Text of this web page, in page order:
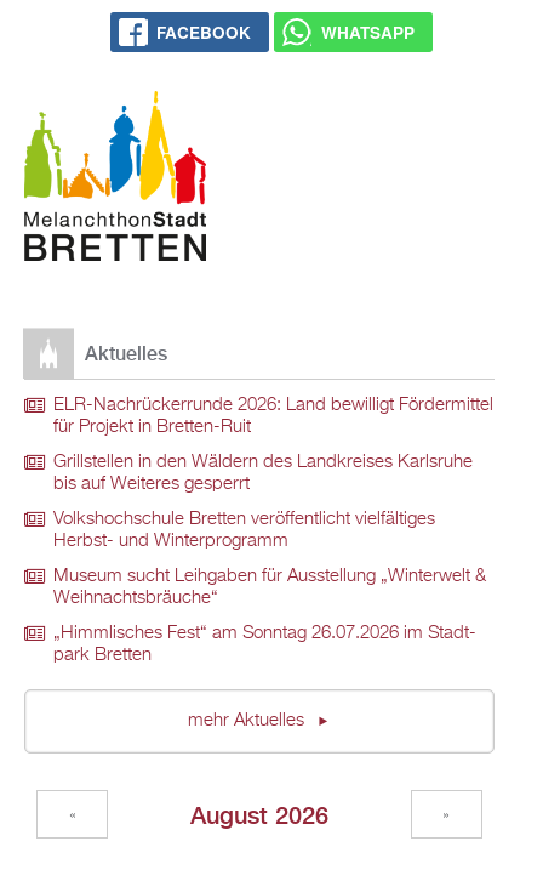
FACE­BOOK WHATS­APP
Ak­tu­el­les
ELR-Nach­rü­ck­er­run­de 2026: Land be­wil­ligt För­der­mit­tel
für Pro­jekt in Brett­en-Ruit
Grill­stel­len in den Wäl­dern des Land­krei­ses Karls­ru­he
bis auf Wei­te­res ge­sperrt
Volks­hoch­schu­le Brett­en ver­öf­fent­licht viel­fäl­ti­ges
Herbst- und Win­ter­pro­gramm
Mu­se­um sucht Leih­ga­ben für Aus­stel­lung „Win­ter­welt &
Weih­nachts­bräu­che“
„Himm­li­sches Fest“ am Sonn­tag 26.07.2026 im Stadt­
park Brett­en
mehr Ak­tu­el­les
Au­gust 2026
« »